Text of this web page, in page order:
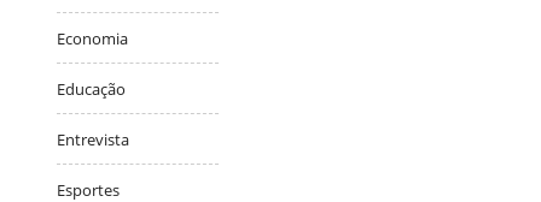
Economia
Educação
Entrevista
Esportes